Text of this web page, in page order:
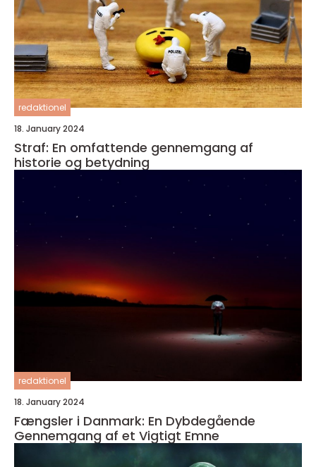
redaktionel
18. January 2024
Straf: En omfattende gennemgang af
historie og betydning
redaktionel
18. January 2024
Fængsler i Danmark: En Dybdegående
Gennemgang af et Vigtigt Emne